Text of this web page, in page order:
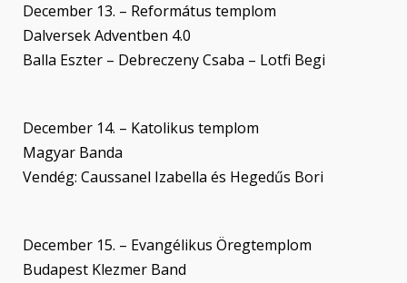
December 13. – Református templom
Dalversek Adventben 4.0
Balla Eszter – Debreczeny Csaba – Lotfi Begi
December 14. – Katolikus templom
Magyar Banda
Vendég: Caussanel Izabella és Hegedűs Bori
December 15. – Evangélikus Öregtemplom
Budapest Klezmer Band